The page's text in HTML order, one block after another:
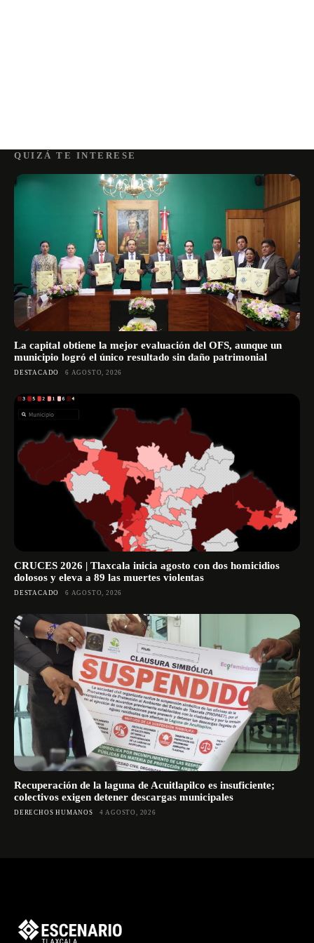
QUIZÁ TE INTERESE
La capital obtiene la mejor evaluación del OFS, aunque un
municipio logró el único resultado sin daño patrimonial
DESTACADO 6 AGOSTO, 2026
CRUCES 2026 | Tlaxcala inicia agosto con dos homicidios
dolosos y eleva a 89 las muertes violentas
DESTACADO 6 AGOSTO, 2026
Recuperación de la laguna de Acuitlapilco es insuficiente;
colectivos exigen detener descargas municipales
DERECHOS HUMANOS 4 AGOSTO, 2026